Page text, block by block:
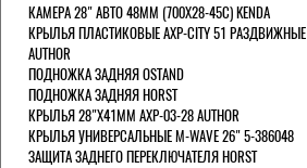
КАМЕРА 28" АВТО 48ММ (700Х28-45С) KENDA
КРЫЛЬЯ ПЛАСТИКОВЫЕ AXP-CITY 51 РАЗДВИЖНЫЕ
AUTHOR
ПОДНОЖКА ЗАДНЯЯ OSTAND
ПОДНОЖКА ЗАДНЯЯ HORST
КРЫЛЬЯ 28"Х41ММ AXP-03-28 AUTHOR
КРЫЛЬЯ УНИВЕРСАЛЬНЫЕ M-WAVE 26" 5-386048
ЗАЩИТА ЗАДНЕГО ПЕРЕКЛЮЧАТЕЛЯ HORST